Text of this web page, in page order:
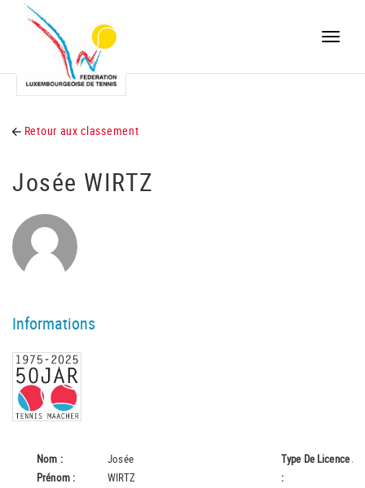
Toggle
Retour aux classement
Josée WIRTZ
Informations
Nom :
Josée
Prénom :
WIRTZ
Type De Licence
:
A